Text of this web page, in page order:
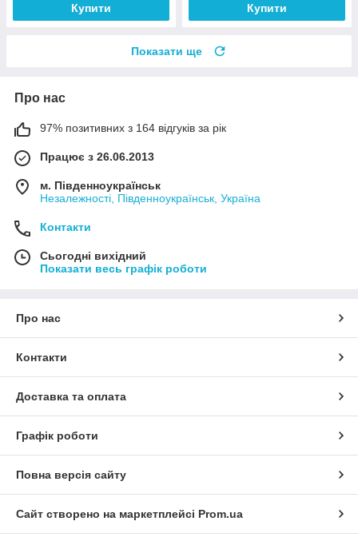
Купити Купити
Показати ще
Про нас
97% позитивних з 164 відгуків за рік
Працює з 26.06.2013
м. Південноукраїнськ
Незалежності, Південноукраїнськ, Україна
Контакти
Сьогодні вихідний
Показати весь графік роботи
Про нас
Контакти
Доставка та оплата
Графік роботи
Повна версія сайту
Сайт створено на маркетплейсі Prom.ua